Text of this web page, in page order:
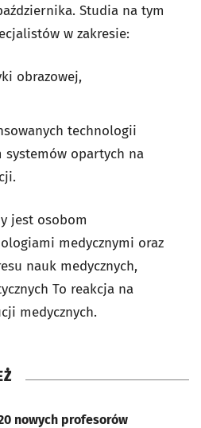
Studia na tym
w zakresie:
obrazowej,
technologii
systemów opartych na
jest osobom
medycznymi oraz
nauk medycznych,
To reakcja na
medycznych.
nowych profesorów